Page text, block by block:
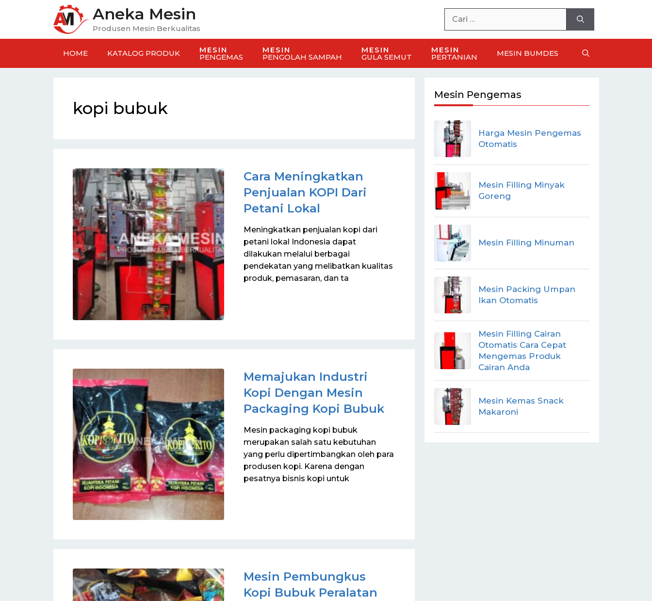
Aneka Mesin
Produsen Mesin Berkualitas
HOME KATALOG PRODUK MESIN
PENGEMAS
MESIN
PENGOLAH SAMPAH
MESIN
GULA SEMUT
MESIN
PERTANIAN MESIN BUMDES
kopi bubuk
Cara Meningkatkan
Penjualan KOPI Dari
Petani Lokal
Meningkatkan penjualan kopi dari
petani lokal Indonesia dapat
dilakukan melalui berbagai
pendekatan yang melibatkan kualitas
produk, pemasaran, dan ta
Memajukan Industri
Kopi Dengan Mesin
Packaging Kopi Bubuk
Mesin packaging kopi bubuk
merupakan salah satu kebutuhan
yang perlu dipertimbangkan oleh para
produsen kopi. Karena dengan
pesatnya bisnis kopi untuk
Mesin Pembungkus
Kopi Bubuk Peralatan
Mesin Pengemas
Harga Mesin Pengemas
Otomatis
Mesin Filling Minyak
Goreng
Mesin Filling Minuman
Mesin Packing Umpan
Ikan Otomatis
Mesin Filling Cairan
Otomatis Cara Cepat
Mengemas Produk
Cairan Anda
Mesin Kemas Snack
Makaroni